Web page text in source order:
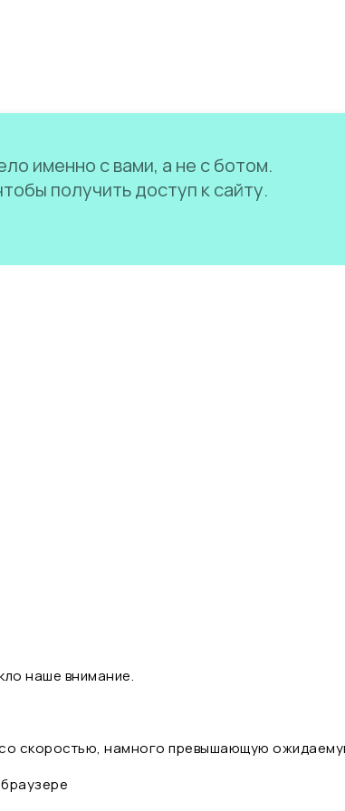
именно с вами, а не с ботом.
получить доступ к сайту.
наше внимание.
скоростью, намного превышающую